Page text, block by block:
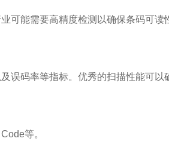
能需要高精度检测以确保条码可读
码率等指标。优秀的扫描性能可以
等。